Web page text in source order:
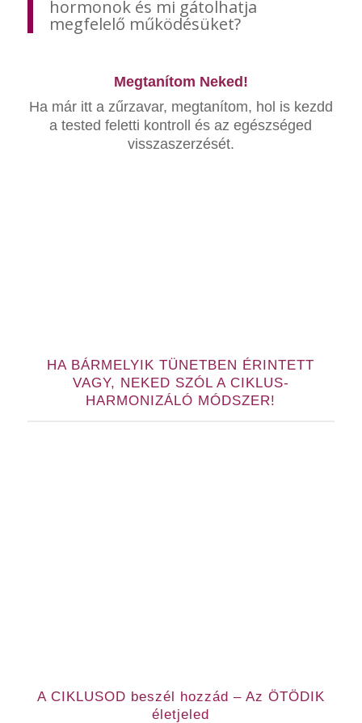
hormonok és mi gátolhatja
megfelelő működésüket?
Megtanítom Neked!
Ha már itt a zűrzavar, megtanítom, hol is kezdd
a tested feletti kontroll és az egészséged
visszaszerzését.
HA BÁRMELYIK TÜNETBEN ÉRINTETT
VAGY, NEKED SZÓL A CIKLUS-
HARMONIZÁLÓ MÓDSZER!
A CIKLUSOD beszél hozzád – Az ÖTÖDIK
életjeled